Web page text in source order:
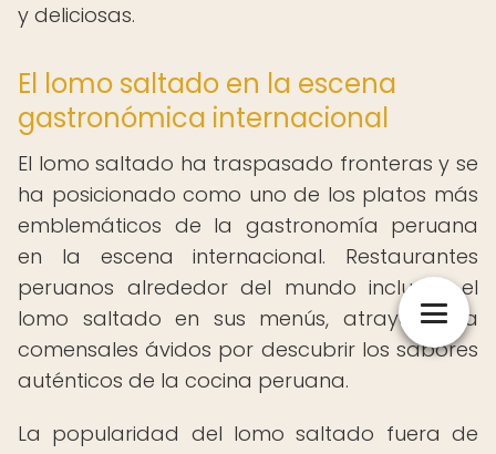
y deliciosas.
El lomo saltado en la escena
gastronómica internacional
El lomo saltado ha traspasado fronteras y se
ha posicionado como uno de los platos más
emblemáticos de la gastronomía peruana
en la escena internacional. Restaurantes
peruanos alrededor del mundo incluyen el
lomo saltado en sus menús, atrayendo a
comensales ávidos por descubrir los sabores
auténticos de la cocina peruana.
La popularidad del lomo saltado fuera de